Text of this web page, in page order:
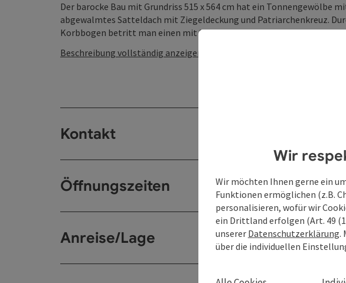
Der barocke Bau mit Grundriss 515 x 564 cm hat ein Tonnengewölbe
abgewalmtes Satteldach mit Ziegeldeckung und Patriarchenkreuz.
Korbbogen betritt man einen mit Sitzbänken ausgestatteten
Beschreibung vollständig anzeigen
Kontakt
Öffnungszeiten
Anreise/Lage
Wir
Wir möchten Ihnen gerne ein
Funktionen ermöglichen (z.B.
personalisieren, wofür wir
ein Drittland erfolgen (Art. 49
unserer Datenschutzerklärung.
über die individuellen